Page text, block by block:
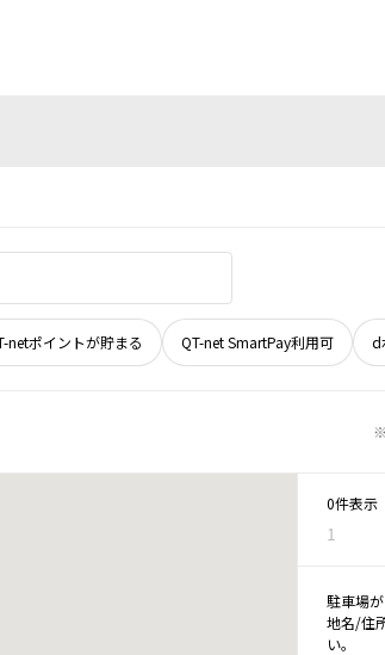
netポイントが貯まる QT-net SmartPay利用可 d
0件表示
1
駐車場が
地名/住
い。